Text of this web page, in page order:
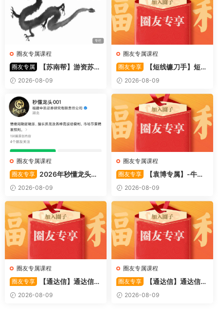
圈友专属课程
圈友专属
【苏南帮】游资苏南
帮资金情绪模式-强势股 视频
44文件
2026-08-09
圈友专属课程
圈友专享
【短线镰刀手】短线
镰刀手《强者恒强战法模型》
合集文章+指标
2026-08-09
圈友专属课程
圈友专享
2026年秒懂龙头股
001训练营内部课件资料
2026-08-09
圈友专属课程
圈友专享
【袁博专属】-牛散
特训营专栏 （牛散专属 加息-
机遇-财富）共4视频
2026-08-09
圈友专属课程
圈友专享
【通达信】通达信
〖利多阳〗副图/选股 全均线
多头排列与超强阳线选股策略
2026-08-09
圈友专属课程
圈友专享
【通达信】通达信
〖踏浪而行〗副图指标 用筹码
和MACD捕捉市场的节奏 源码
2026-08-09